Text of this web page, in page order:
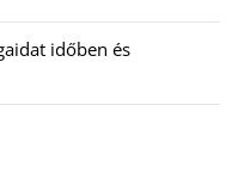
időben és